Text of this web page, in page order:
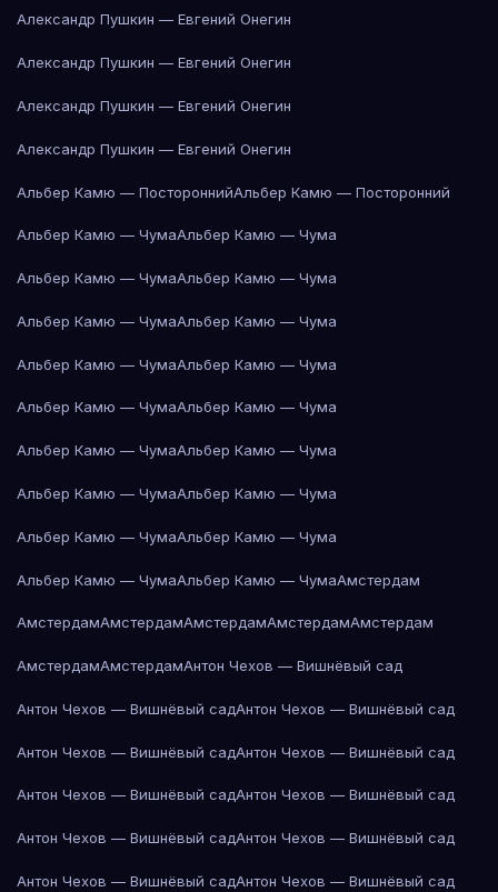
Александр Пушкин — Евгений Онегин
Александр Пушкин — Евгений Онегин
Александр Пушкин — Евгений Онегин
Александр Пушкин — Евгений Онегин
Альбер Камю — ПостороннийАльбер Камю — Посторонний
Альбер Камю — ЧумаАльбер Камю — Чума
Альбер Камю — ЧумаАльбер Камю — Чума
Альбер Камю — ЧумаАльбер Камю — Чума
Альбер Камю — ЧумаАльбер Камю — Чума
Альбер Камю — ЧумаАльбер Камю — Чума
Альбер Камю — ЧумаАльбер Камю — Чума
Альбер Камю — ЧумаАльбер Камю — Чума
Альбер Камю — ЧумаАльбер Камю — Чума
Альбер Камю — ЧумаАльбер Камю — ЧумаАмстердам
АмстердамАмстердамАмстердамАмстердамАмстердам
АмстердамАмстердамАнтон Чехов — Вишнёвый сад
Антон Чехов — Вишнёвый садАнтон Чехов — Вишнёвый сад
Антон Чехов — Вишнёвый садАнтон Чехов — Вишнёвый сад
Антон Чехов — Вишнёвый садАнтон Чехов — Вишнёвый сад
Антон Чехов — Вишнёвый садАнтон Чехов — Вишнёвый сад
Антон Чехов — Вишнёвый садАнтон Чехов — Вишнёвый сад